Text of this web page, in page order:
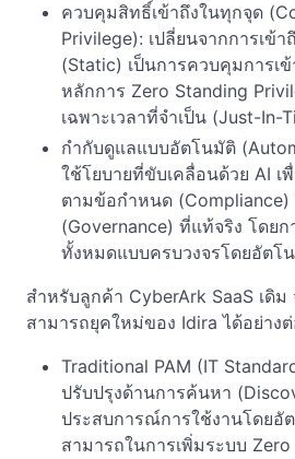
ควบคุมสิทธิ์เข้าถึงในทุกจุด
Privilege): เปลี่ยนจากการเข้า
(Static) เป็นการควบคุมการเ
หลักการ Zero Standing
เฉพาะเวลาที่จำเป็น (Just-
กำกับดูแลแบบอัตโนมัติ
ใช้โยบายที่ขับเคลื่อนด้วย AI เ
ตามข้อกำหนด (Compliance)
(Governance) ที่แท้จริง โดย
ทั้งหมดแบบครบวงจรโดยอัตโ
สำหรับลูกค้า CyberArk SaaS เดิ
สามารถยุคใหม่ของ Idira ได้อย่างต่
Traditional PAM (IT
ปรับปรุงด้านการค้นหา
ประสบการณ์การใช้งานโดยอั
สามารถในการเพิ่มระบบ